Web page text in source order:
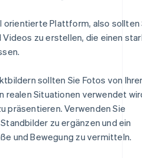
orientierte Plattform, also sollten
Videos zu erstellen, die einen
sollten Sie Fotos von
realen Situationen verwendet
präsentieren. Verwenden Sie
zu ergänzen und ein
und Bewegung zu vermitteln.